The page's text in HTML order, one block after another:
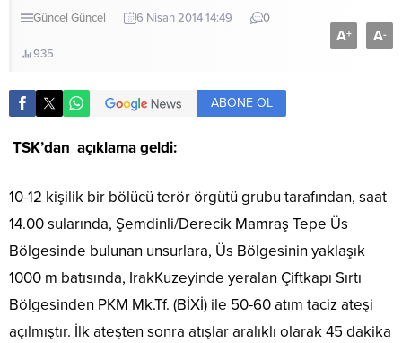
Güncel Güncel 6 Nisan 2014 14:49 0
935
A+ A-
ABONE OL
TSK’dan açıklama geldi:
10-12 kişilik bir bölücü terör örgütü grubu tarafından, saat
14.00 sularında, Şemdinli/Derecik Mamraş Tepe Üs
Bölgesinde bulunan unsurlara, Üs Bölgesinin yaklaşık
1000 m batısında, IrakKuzeyinde yeralan Çiftkapı Sırtı
Bölgesinden PKM Mk.Tf. (BİXİ) ile 50-60 atım taciz ateşi
açılmıştır. İlk ateşten sonra atışlar aralıklı olarak 45 dakika